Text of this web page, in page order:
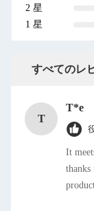
2 星
1 星
すべてのレ
T
T*e
It
thanks